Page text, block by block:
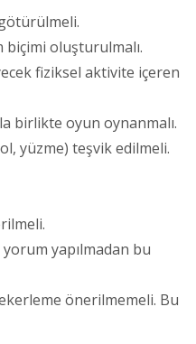
biçimi oluşturulmalı.
fiziksel aktivite içeren
birlikte oyun oynanmalı.
yüzme) teşvik edilmeli.
yapılmadan bu
önerilmemeli. Bu